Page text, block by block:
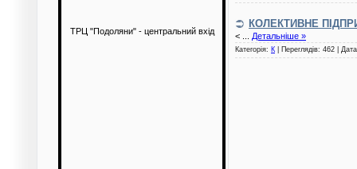
ТРЦ "Подоляни" - центральний вхід
КОЛЕКТИВНЕ
< Детальніше »
Категорія: К | Переглядів: 462 |